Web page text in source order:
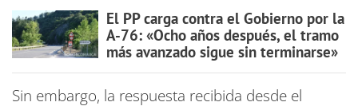
El PP carga contra el Gobierno por la
A-76: «Ocho años después, el tramo
más avanzado sigue sin terminarse»
Sin embargo, la respuesta recibida desde el